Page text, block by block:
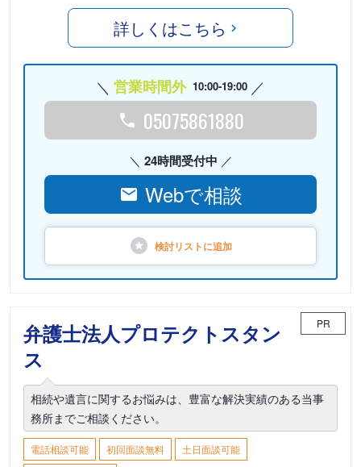
詳しくはこちら
営業時間外 10:00-19:00
05075861880
24時間受付中
Webで相談
検討リストに追加
弁護士法人プロテクトスタン
ス
PR
相続や遺言に関するお悩みは、豊富な解決実績のある当事
務所までご相談ください。
電話相談可能 初回面談無料
土日面談可能